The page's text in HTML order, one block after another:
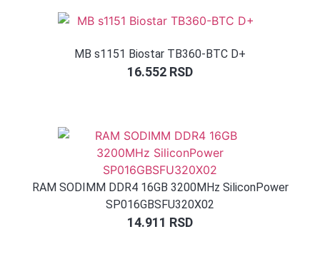
MB s1151 Biostar TB360-BTC D+
16.552 RSD
RAM SODIMM DDR4 16GB 3200MHz SiliconPower
SP016GBSFU320X02
14.911 RSD